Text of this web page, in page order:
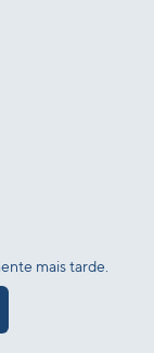
mais tarde.